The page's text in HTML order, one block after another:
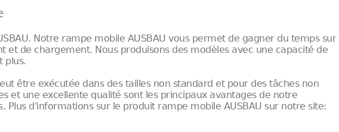
Notre rampe mobile AUSBAU vous permet de gagner du temps sur
et de chargement. Nous produisons des modèles avec une capacité de
plus.
être exécutée dans des tailles non standard et pour des tâches non
et une excellente qualité sont les principaux avantages de notre
Plus d'informations sur le produit rampe mobile AUSBAU sur notre site: